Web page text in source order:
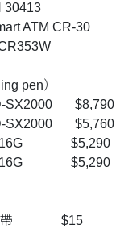
ATM
pen）
SX2000 $8,790
SX2000 $5,760
16G $5,290
16G $5,290
證帶 $15